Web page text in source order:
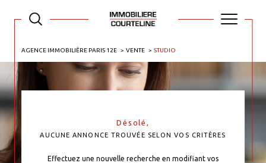
AGENCE IMMOBILIÈRE PARIS 12E VENTE STUDIO
Désolé,
AUCUNE ANNONCE TROUVÉE SELON VOS CRITÈRES
Effectuez une nouvelle recherche en modifiant vos